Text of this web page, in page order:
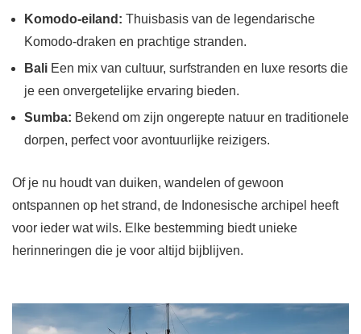
Komodo-eiland: Thuisbasis van de legendarische
Komodo-draken en prachtige stranden.
Bali Een mix van cultuur, surfstranden en luxe resorts die
je een onvergetelijke ervaring bieden.
Sumba: Bekend om zijn ongerepte natuur en traditionele
dorpen, perfect voor avontuurlijke reizigers.
Of je nu houdt van duiken, wandelen of gewoon
ontspannen op het strand, de Indonesische archipel heeft
voor ieder wat wils. Elke bestemming biedt unieke
herinneringen die je voor altijd bijblijven.